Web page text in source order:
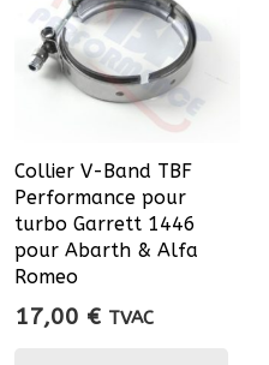
Collier V-Band TBF
Performance pour
turbo Garrett 1446
pour Abarth & Alfa
Romeo
17,00 € TVAC